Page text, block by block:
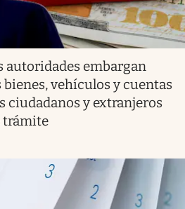
autoridades embargan
vehículos y cuentas
ciudadanos y extranjeros
trámite